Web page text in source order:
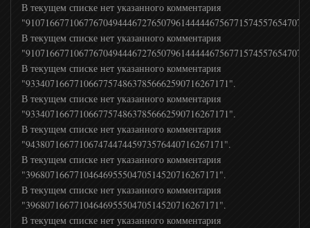
Tiji
Дважды два канал (2x2)
Nickelodeon
Nick Jr
В текущем списке нет указанного комментария
В текущем списке нет указанного комментария
В текущем списке нет указанного комментария
"933407166771066775748637856662590716267171".
В текущем списке нет указанного комментария
"933407166771066775748637856662590716267171".
В текущем списке нет указанного комментария
"94380716677106747447445973576440716267171".
В текущем списке нет указанного комментария
"3968071667710464695550470514520716267171".
В текущем списке нет указанного комментария
"3968071667710464695550470514520716267171".
В текущем списке нет указанного комментария